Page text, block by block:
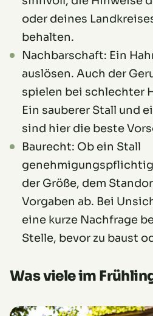
oder deines
behalten.
Nachbarschaft: Ein
auslösen. Auch der
spielen bei schlechter
Ein sauberer Stall und
sind hier die beste
Baurecht: Ob ein Stall
der Größe, dem
Vorgaben ab. Bei
eine kurze Nachfrage
Stelle, bevor zu baust
Was viele im